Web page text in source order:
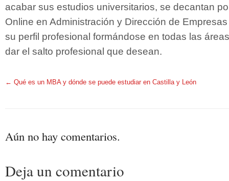
acabar sus estudios universitarios, se decantan
Online en Administración y Dirección de
su perfil profesional formándose en todas las
dar el salto profesional que desean.
← Qué es un MBA y dónde se puede estudiar en Castilla y León
Aún no hay comentarios.
Deja un comentario